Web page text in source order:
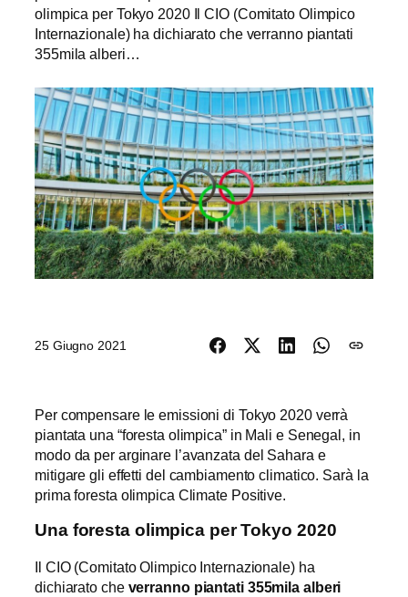
olimpica per Tokyo 2020 Il CIO (Comitato Olimpico
Internazionale) ha dichiarato che verranno piantati
355mila alberi…
25 Giugno 2021
Per compensare le emissioni di Tokyo 2020 verrà
piantata una “foresta olimpica” in Mali e Senegal, in
modo da per arginare l’avanzata del Sahara e
mitigare gli effetti del cambiamento climatico. Sarà la
prima foresta olimpica Climate Positive.
Una foresta olimpica per Tokyo 2020
Il CIO (Comitato Olimpico Internazionale) ha
dichiarato cheverranno piantati 355mila alberi